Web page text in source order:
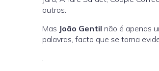
outros.
Mas João Gentil não é apenas
palavras, facto que se torna
.